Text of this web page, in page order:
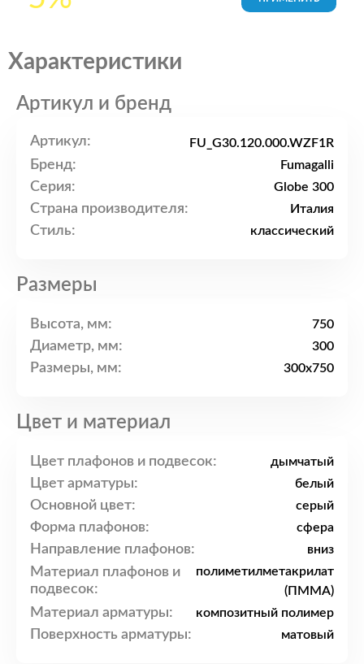
Характеристики
Артикул и бренд
Артикул: FU_G30.120.000.WZF1R
Бренд: Fumagalli
Серия: Globe 300
Страна производителя: Италия
Стиль: классический
Размеры
Высота, мм: 750
Диаметр, мм: 300
Размеры, мм: 300x750
Цвет и материал
Цвет плафонов и подвесок: дымчатый
Цвет арматуры: белый
Основной цвет: серый
Форма плафонов: сфера
Направление плафонов: вниз
Материал плафонов и
подвесок:
полиметилметакрилат
(ПММА)
Материал арматуры: композитный полимер
Поверхность арматуры: матовый